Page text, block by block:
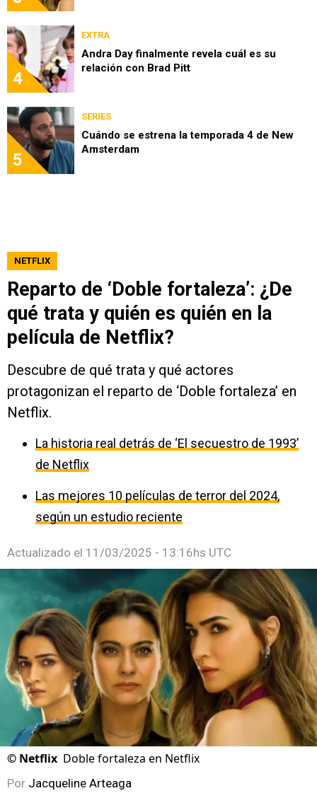
4
EXTRA
Andra Day finalmente revela cuál es su
relación con Brad Pitt
5
SERIES
Cuándo se estrena la temporada 4 de New
Amsterdam
NETFLIX
Reparto de ‘Doble fortaleza’: ¿De
qué trata y quién es quién en la
película de Netflix?
Descubre de qué trata y qué actores
protagonizan el reparto de ‘Doble fortaleza’ en
Netflix.
La historia real detrás de ‘El secuestro de 1993’
de Netflix
Las mejores 10 películas de terror del 2024,
según un estudio reciente
Actualizado el 11/03/2025 - 13:16hs UTC
© Netflix Doble fortaleza en Netflix
Por Jacqueline Arteaga